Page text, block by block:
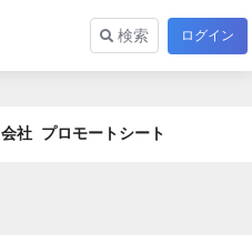
検索 ログイン
会社 プロモートシート